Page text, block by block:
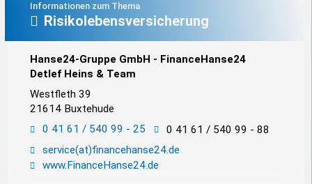
Informationen zum Thema
Risikolebensversicherung
Hanse24-Gruppe GmbH - FinanceHanse24
Detlef Heins & Team
Westfleth 39
21614 Buxtehude
0 41 61 / 540 99 - 25
0 41 61 / 540 99 - 88
service(at)financehanse24.de
www.FinanceHanse24.de